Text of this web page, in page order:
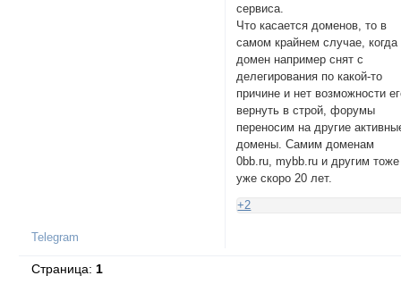
сервиса.
Что касается доменов, то в
самом крайнем случае, когда
домен например снят с
делегирования по какой-то
причине и нет возможности
вернуть в строй, форумы
переносим на другие
домены. Самим доменам
0bb.ru, mybb.ru и другим тоже
уже скоро 20 лет.
+2
Telegram
Страница: 1